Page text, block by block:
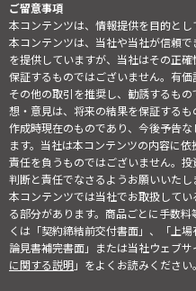
ご留意事項
本コンテンツは、情報提供を目的とし
本コンテンツは、当社や当社が信頼
を提供していますが、当社はその正
保証するものではございません。有価
その他の取引を推奨し、勧誘するも
想・意見は、将来の結果を保証する
作成時現在のものであり、今後予告
ます。当社は本コンテンツの内容に
責任を負うものではございません。
判断と責任でなさるようお願いいたし
本コンテンツでは当社でお取扱して
る部分があります。商品ごとに手数
くは「契約締結前交付書面」、「上
論見書補完書面」または当社ウェブサ
に関する説明」をよくお読みください。